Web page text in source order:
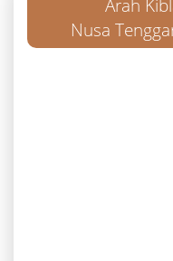
Arah
Nusa